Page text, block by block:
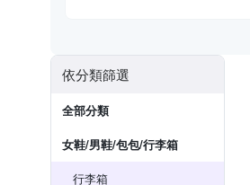
依分類篩選
全部分類
女鞋/男鞋/包包/行李箱
行李箱